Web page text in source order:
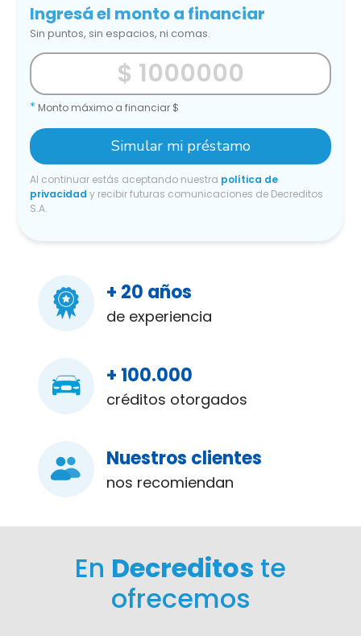
Ingresá el monto a financiar
Sin puntos, sin espacios, ni comas.
* Monto máximo a financiar $
Simular mi préstamo
Al continuar estás aceptando nuestra política de
privacidad y recibir futuras comunicaciones de Decreditos
S.A.
+ 20 años
de experiencia
+ 100.000
créditos otorgados
Nuestros clientes
nos recomiendan
En Decreditos te
ofrecemos